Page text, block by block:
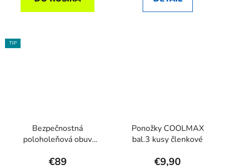
TIP
Bezpečnostná
poloholeňová obuv
€89
Ponožky COOLMAX
bal.3 kusy členkové
€9,90